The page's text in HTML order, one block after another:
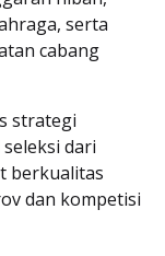
serta
cabang
strategi
dari
berkualitas
dan kompetisi